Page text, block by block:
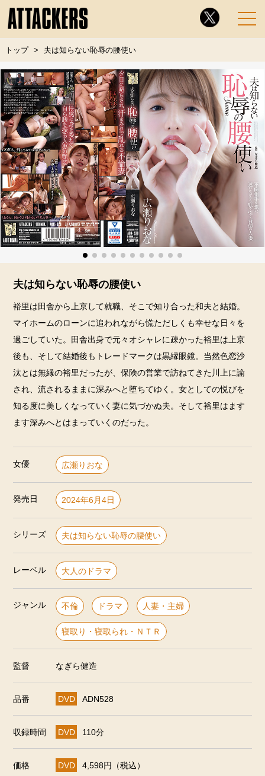
トップ 夫は知らない恥辱の腰使い
夫は知らない恥辱の腰使い
裕里は田舎から上京して就職、そこで知り合った和夫と結婚。
マイホームのローンに追われながら慌ただしくも幸せな日々を
過ごしていた。田舎出身で元々オシャレに疎かった裕里は上京
後も、そして結婚後もトレードマークは黒縁眼鏡。当然色恋沙
汰とは無縁の裕里だったが、保険の営業で訪ねてきた川上に諭
され、流されるままに深みへと堕ちてゆく。女としての悦びを
知る度に美しくなっていく妻に気づかぬ夫。そして裕里はます
ます深みへとはまっていくのだった。
女優 広瀬りおな
発売日 2024年6月4日
シリーズ 夫は知らない恥辱の腰使い
レーベル 大人のドラマ
ジャンル 不倫 ドラマ 人妻・主婦
寝取り・寝取られ・ＮＴＲ
監督 なぎら健造
品番 DVD ADN528
収録時間 DVD 110分
価格 DVD 4,598円（税込）